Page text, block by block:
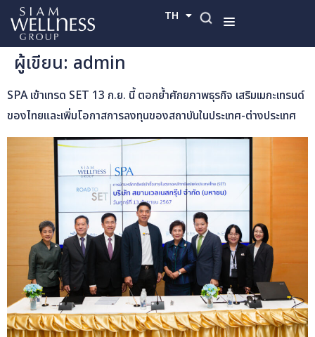
TH
EN
ผู้เขียน: admin
SPA เข้าเทรด SET 13 ก.ย. นี้ ตอกย้ำศักยภาพธุรกิจ เสริมเมกะเทรนด์
ของไทยและเพิ่มโอกาสการลงทุนของสถาบันในประเทศ-ต่างประเทศ